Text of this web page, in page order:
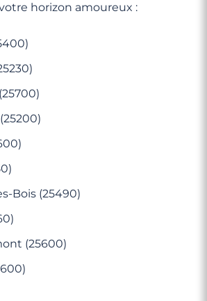
horizon amoureux :
Bois (25490)
(25600)